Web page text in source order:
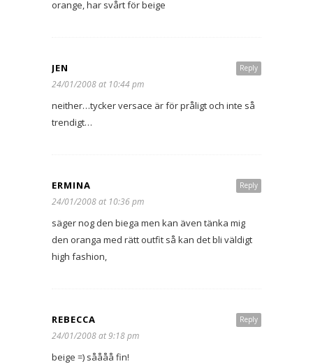
orange, har svårt för beige
Reply
JEN
24/01/2008 at 10:44 pm
neither…tycker versace är för pråligt och inte så
trendigt…
Reply
ERMINA
24/01/2008 at 10:36 pm
säger nog den biega men kan även tänka mig
den oranga med rätt outfit så kan det bli väldigt
high fashion,
Reply
REBECCA
24/01/2008 at 9:18 pm
beige =) såååå fin!